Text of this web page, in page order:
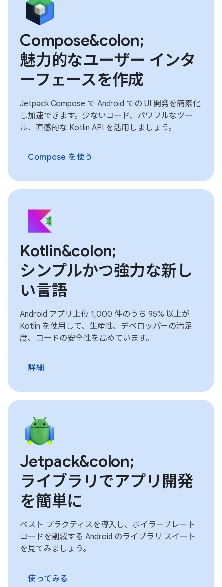
Compose&colon;
魅力的なユーザー インタ
ーフェースを作成
Jetpack Compose で Android での UI 開発を簡素化
し加速できます。少ないコード、パワフルなツー
ル、直感的な Kotlin API を活用しましょう。
Compose を使う
Kotlin&colon;
シンプルかつ強力な新し
い言語
Android アプリ上位 1,000 件のうち 95% 以上が
Kotlin を使用して、生産性、デベロッパーの満足
度、コードの安全性を高めています。
詳細
Jetpack&colon;
ライブラリでアプリ開発
を簡単に
ベスト プラクティスを導入し、ボイラープレート
コードを削減する Android のライブラリ スイート
を見てみましょう。
使ってみる